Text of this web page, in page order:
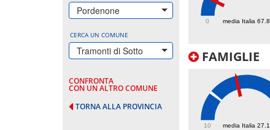
Pordenone
CERCA UN COMUNE
Tramonti di Sotto
CONFRONTA
CON UN ALTRO COMUNE
TORNA ALLA PROVINCIA
media Italia 67.8
0
FAMIGLIE
media Italia 27.1
10